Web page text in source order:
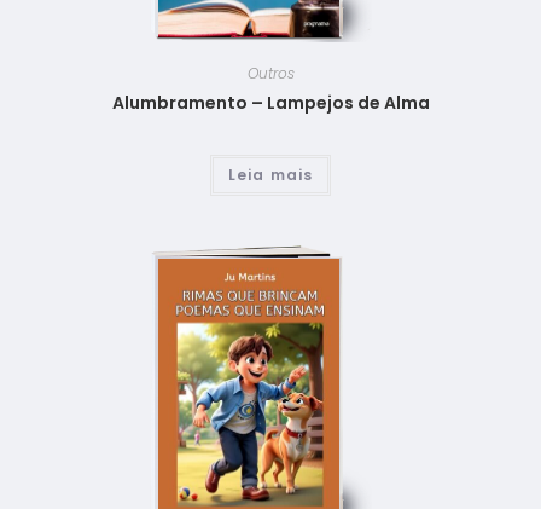
Outros
Alumbramento – Lampejos de Alma
Leia mais